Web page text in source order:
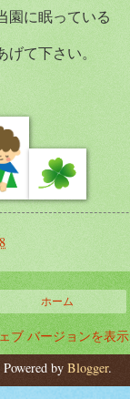
園に眠っている
て下さい。
ホーム
ブ バージョンを表示
Powered by Blogger.